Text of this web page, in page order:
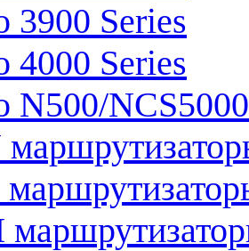
3900 Series
4000 Series
N500/